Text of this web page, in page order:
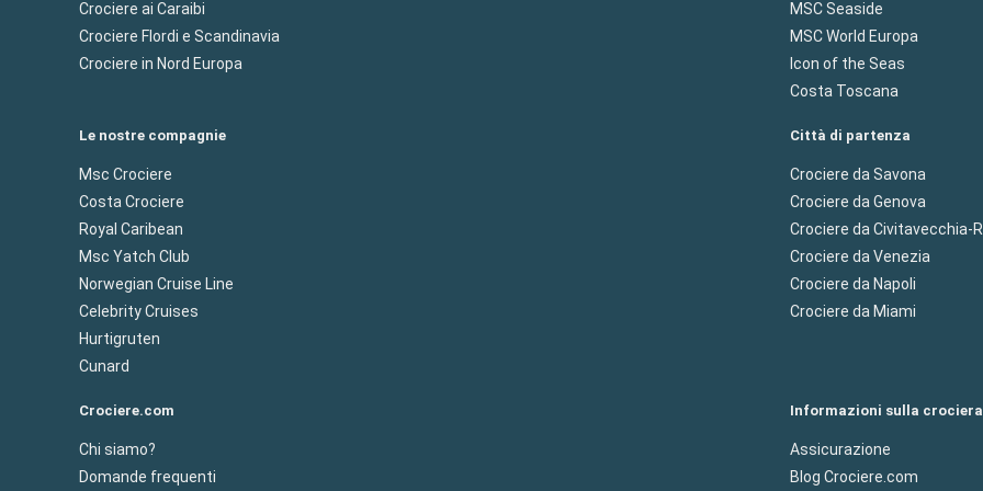
Crociere ai Caraibi
Crociere Flordi e Scandinavia
Crociere in Nord Europa
MSC Seaside
MSC World Europa
Icon of the Seas
Costa Toscana
Le nostre compagnie
Msc Crociere
Costa Crociere
Royal Caribean
Msc Yatch Club
Norwegian Cruise Line
Celebrity Cruises
Hurtigruten
Cunard
Città di partenza
Crociere da Savona
Crociere da Genova
Crociere da Civitavecchia-
Crociere da Venezia
Crociere da Napoli
Crociere da Miami
Crociere.com
Chi siamo?
Domande frequenti
Informazioni sulla crociera
Assicurazione
Blog Crociere.com